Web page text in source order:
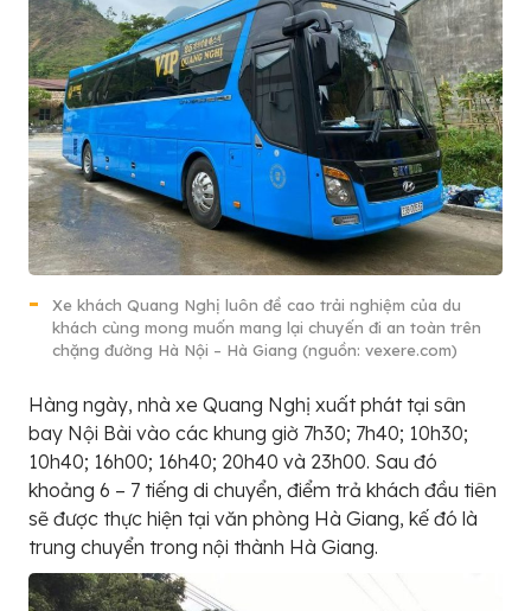
Xe khách Quang Nghị luôn đề cao trải nghiệm của du
khách cùng mong muốn mang lại chuyến đi an toàn trên
chặng đường Hà Nội – Hà Giang (nguồn: vexere.com)
Hàng ngày, nhà xe Quang Nghị xuất phát tại sân
bay Nội Bài vào các khung giờ 7h30; 7h40; 10h30;
10h40; 16h00; 16h40; 20h40 và 23h00. Sau đó
khoảng 6 – 7 tiếng di chuyển, điểm trả khách đầu tiên
sẽ được thực hiện tại văn phòng Hà Giang, kế đó là
trung chuyển trong nội thành Hà Giang.